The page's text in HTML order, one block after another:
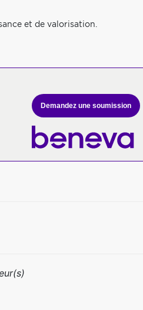
et de valorisation.
Demandez une soumission